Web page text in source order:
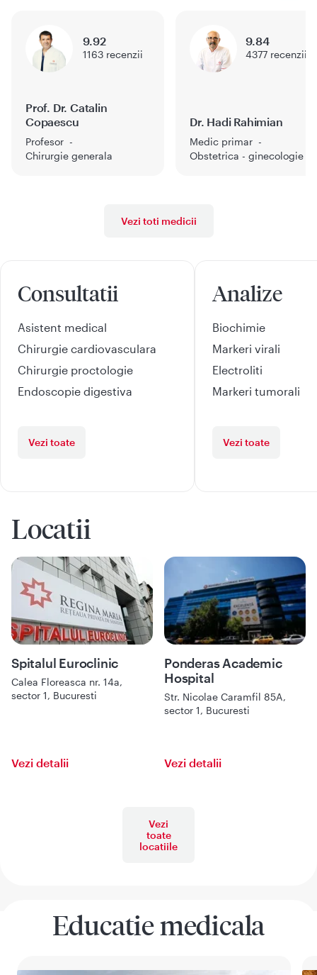
Prof. Dr. Catalin
Copaescu
Profesor
Chirurgie generala
9.92
1163 recenzii
Dr. Hadi Rahimian
Medic primar
Obstetrica - ginecologie
9.84
4377 recenzii
Vezi toti medicii
Consultatii
Asistent medical
Chirurgie cardiovasculara
Chirurgie proctologie
Endoscopie digestiva
Vezi toate
Analize
Biochimie
Markeri virali
Electroliti
Markeri tumorali
Vezi toate
Locatii
Spitalul Euroclinic
Calea Floreasca nr. 14a,
sector 1, Bucuresti
Vezi detalii
Ponderas Academic
Hospital
Str. Nicolae Caramfil 85A,
sector 1, Bucuresti
Vezi detalii
Vezi
toate
locatiile
Educatie medicala